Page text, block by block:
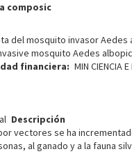
composic
del mosquito invasor Aedes
mosquito Aedes
financiera
MIN CIENCIA
Descripción
vectores se ha
al ganado y a la fauna